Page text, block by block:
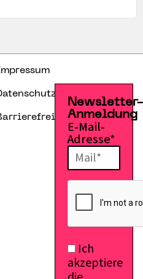
Anmeldung
E-Mail-
Adresse*
Ich
akzeptiere